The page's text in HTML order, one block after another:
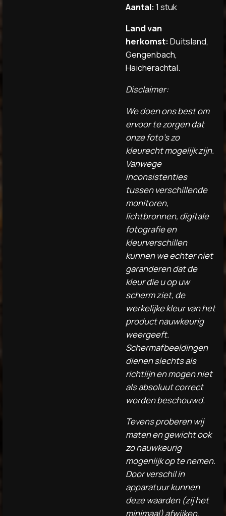
Aantal:1 stuk
Land van
herkomst:Duitsland,
Gengenbach,
Haicherachtal.
Disclaimer:
We doen ons best om
ervoor te zorgen dat
onze foto's zo
kleurecht mogelijk zijn.
Vanwege
inconsistenties
tussen verschillende
monitoren,
lichtbronnen, digitale
fotografie en
kleurverschillen
kunnen we echter niet
garanderen dat de
kleur die u op uw
scherm ziet, de
werkelijke kleur van het
product nauwkeurig
weergeeft.
Schermafbeeldingen
dienen slechts als
richtlijn en mogen niet
als absoluut correct
worden beschouwd.
Tevens proberen wij
maten en gewicht ook
zo nauwkeurig
mogenlijk op te nemen.
Door verschil in
apparatuur kunnen
deze waarden (zij het
minimaal) afwijken.